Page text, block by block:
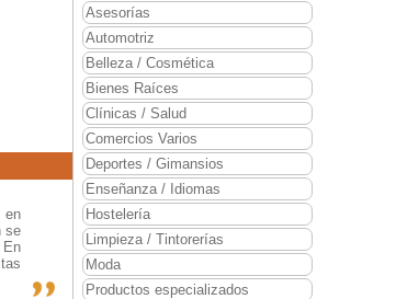
se
En
Asesorías
Automotriz
Belleza / Cosmética
Bienes Raíces
Clínicas / Salud
Comercios Varios
Deportes / Gimansios
Enseñanza / Idiomas
Hostelería
Limpieza / Tintorerías
Moda
Productos especializados